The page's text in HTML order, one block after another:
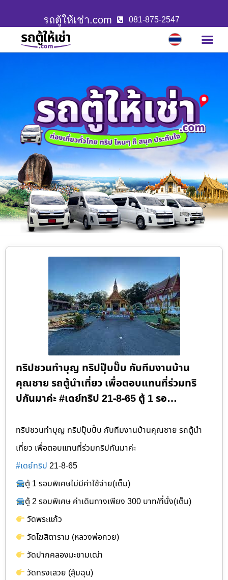
รถตู้ให้เช่า.com 081-875-2547
ทริปชวนทำบุญ ทริปปุ๊บปั๊บ กับทีมงานบ้าน
คุณชาย รถตู้นำเที่ยว เพื่อตอบแทนที่ร่วมทริ
ปกันมาค่ะ #เดย์ทริป 21-8-65 ตู้ 1 รอ…
ทริปชวนทำบุญ ทริปปุ๊บปั๊บ กับทีมงานบ้านคุณชาย รถตู้นำ
เที่ยว เพื่อตอบแทนที่ร่วมทริปกันมาค่ะ
#เดย์ทริป 21-8-65
ตู้ 1 รอบพิเศษไม่มีค่าใช้จ่าย(เต็ม)
ตู้ 2 รอบพิเศษ ค่าเดินทางเพียง 300 บาท/ที่นั่ง(เต็ม)
วัดพระแก้ว
วัดโฆสิตาราม (หลวงพ่อกวย)
วัดปากคลองมะขามเฒ่า
วัดทรงเสวย (สุ้มฉุน)